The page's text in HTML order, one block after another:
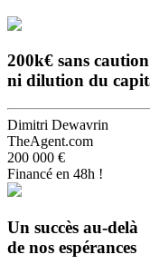
200k€ sans caution
ni dilution du
Dimitri Dewavrin
TheAgent.com
200 000 €
Financé en 48h !
Un succès au-delà
de nos espérances